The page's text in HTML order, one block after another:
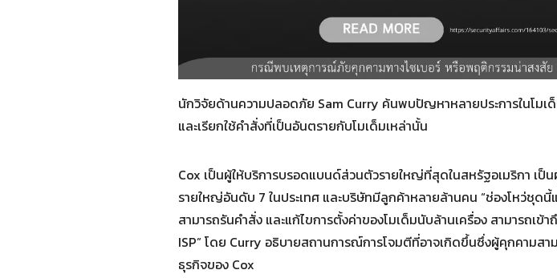
นักวิจัยด้านความปลอดภัย Sam Curry ค้นพบปัญหาหลายประการในโมเ
และเรียกใช้คำสั่งที่เป็นอันตรายกับโมเด็มเหล่านั้น
Cox เป็นผู้ให้บริการบรอดแบนด์ส่วนตัวรายใหญ่ที่สุดในสหรัฐอเมริกา เป็
รายใหญ่อันดับ 7 ในประเทศ และบริษัทมีลูกค้าหลายล้านคน “ช่องโหว่ชุ
สามารถรันคำสั่ง และแก้ไขการตั้งค่าของโมเด็มนับล้านเครื่อง สามารถ
ISP” โดย Curry อธิบายสถานการณ์การโจมตีที่อาจเกิดขึ้นซึ่งผู้คุกคามส
ธุรกิจของ Cox